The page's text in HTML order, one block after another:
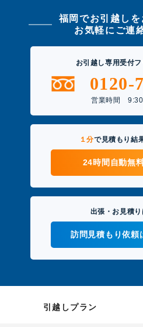
福岡でお引越し
お気軽にご連
お引越し専用受付
0120-
営業時間
１分で見積もり結
24時間自動無
出張・お見積り
訪問見積もり依頼
引越しプラン